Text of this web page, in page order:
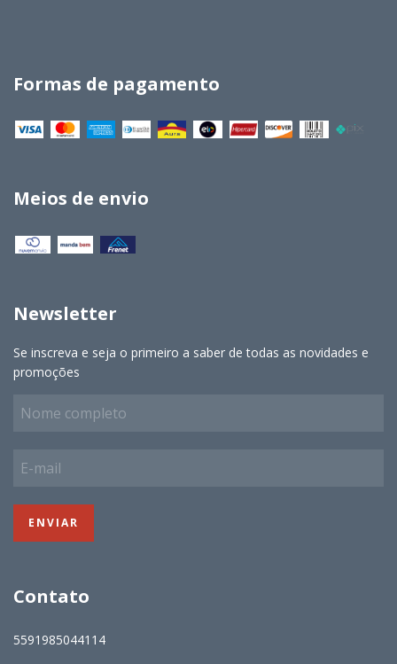
Formas de pagamento
Meios de envio
Newsletter
Se inscreva e seja o primeiro a saber de todas as novidades e
promoções
Contato
5591985044114